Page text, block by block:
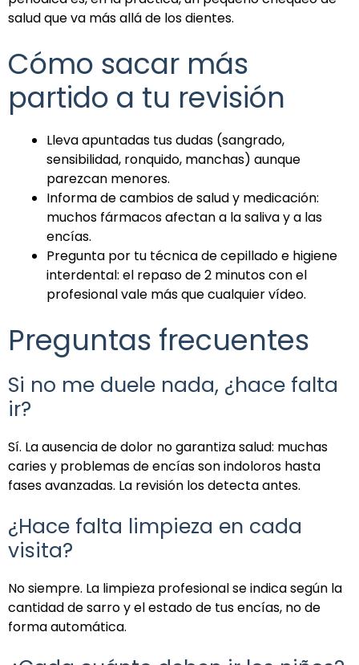
salud que va más allá de los dientes.
Cómo sacar más
partido a tu revisión
Lleva apuntadas tus dudas (sangrado,
sensibilidad, ronquido, manchas) aunque
parezcan menores.
Informa de cambios de salud y medicación:
muchos fármacos afectan a la saliva y a las
encías.
Pregunta por tu técnica de cepillado e higiene
interdental: el repaso de 2 minutos con el
profesional vale más que cualquier vídeo.
Preguntas frecuentes
Si no me duele nada, ¿hace falta
ir?
Sí. La ausencia de dolor no garantiza salud: muchas
caries y problemas de encías son indoloros hasta
fases avanzadas. La revisión los detecta antes.
¿Hace falta limpieza en cada
visita?
No siempre. La limpieza profesional se indica según la
cantidad de sarro y el estado de tus encías, no de
forma automática.